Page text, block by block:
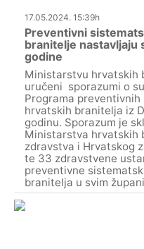
17.05.2024. 15:39h
Preventivni
branitelje nastavljaju
godine
Ministarstvu hrvatskih
uručeni sporazumi o
Programa
hrvatskih branitelja iz
godinu. Sporazum je
Ministarstva hrvatskih
zdravstva i Hrvatskog
te 33 zdravstvene
preventivne
branitelja u svim